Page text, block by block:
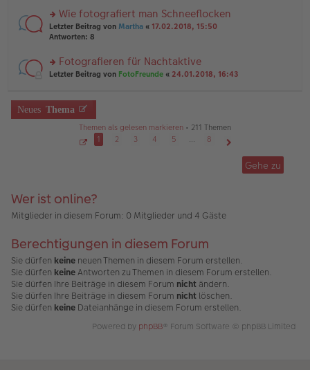
ei
tr
a
es
e
n
er
ei
tr
n
g
el
e
n
ei
tr
rs
te
n
g
es
e
n
Wie fotografiert man Schneeflocken
Letzter Beitrag von Martha « 17.02.2018, 15:50
Antworten: 8
rs
u
n
ei
a
Fotografieren für Nachtaktive
Letzter Beitrag von FotoFreunde « 24.01.2018, 16:43
Neues Thema
Themen als gelesen markieren • 211 Themen
v
o
n
8
1 2 3 4 5 …
8
Gehe zu
Wer ist online?
Mitglieder in diesem Forum: 0 Mitglieder und 4 Gäste
Berechtigungen in diesem Forum
Sie dürfen keine neuen Themen in diesem Forum erstellen.
Sie dürfen keineAntworten zu Themen in diesem Forum erstellen.
Sie dürfen Ihre Beiträge in diesem Forum nicht ändern.
Sie dürfen Ihre Beiträge in diesem Forum nicht löschen.
Sie dürfen keine Dateianhänge in diesem Forum erstellen.
Powered by phpBB® Forum Software © phpBB Limited